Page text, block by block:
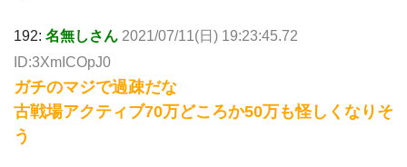
192: 名無しさん 2021/07/11(日) 19:23:45.72
ID:3XmICOpJ0
ガチのマジで過疎だな
古戦場アクティブ70万どころか50万も怪しくなりそ
う